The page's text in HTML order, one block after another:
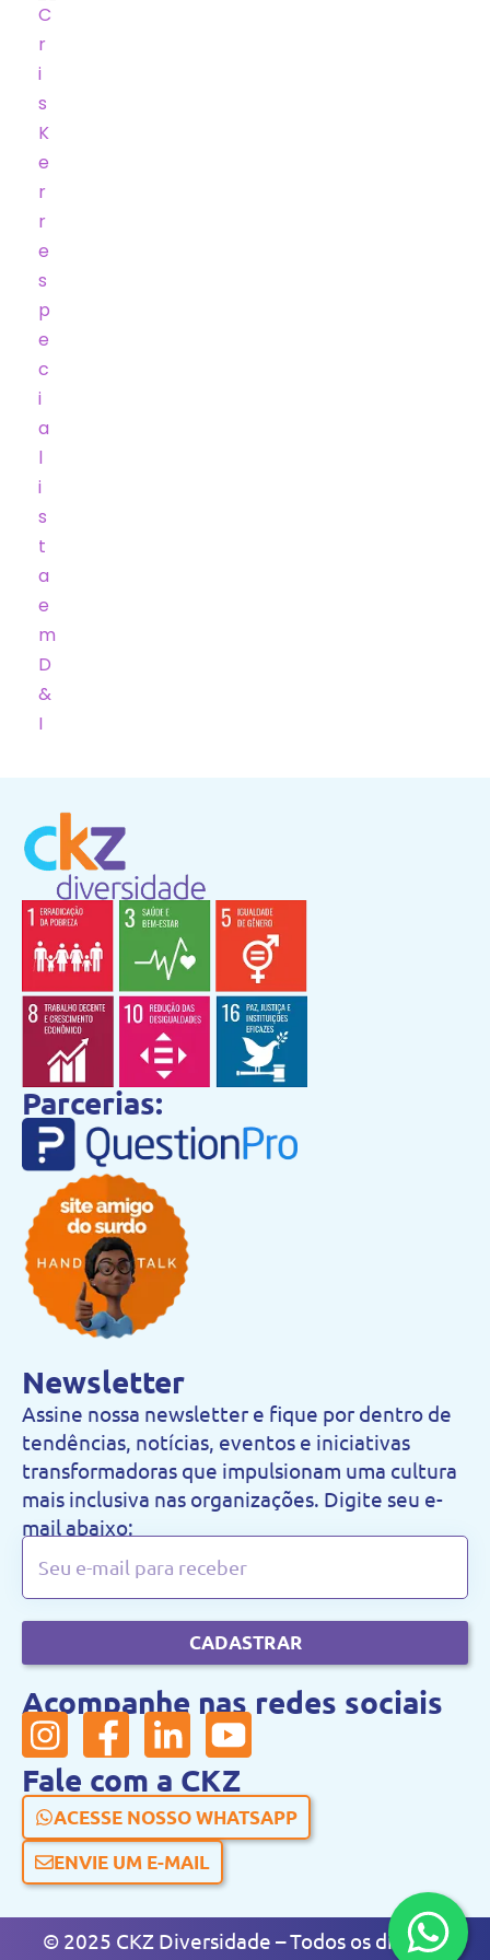
Parcerias:
Newsletter
Assine nossa newsletter e fique por dentro de
tendências, notícias, eventos e iniciativas
transformadoras que impulsionam uma cultura
mais inclusiva nas organizações. Digite seu e-
mail abaixo:
CADASTRAR
Acompanhe nas redes sociais
Fale com a CKZ
ACESSE NOSSO WHATSAPP
ENVIE UM E-MAIL
© 2025 CKZ Diversidade – Todos os direitos